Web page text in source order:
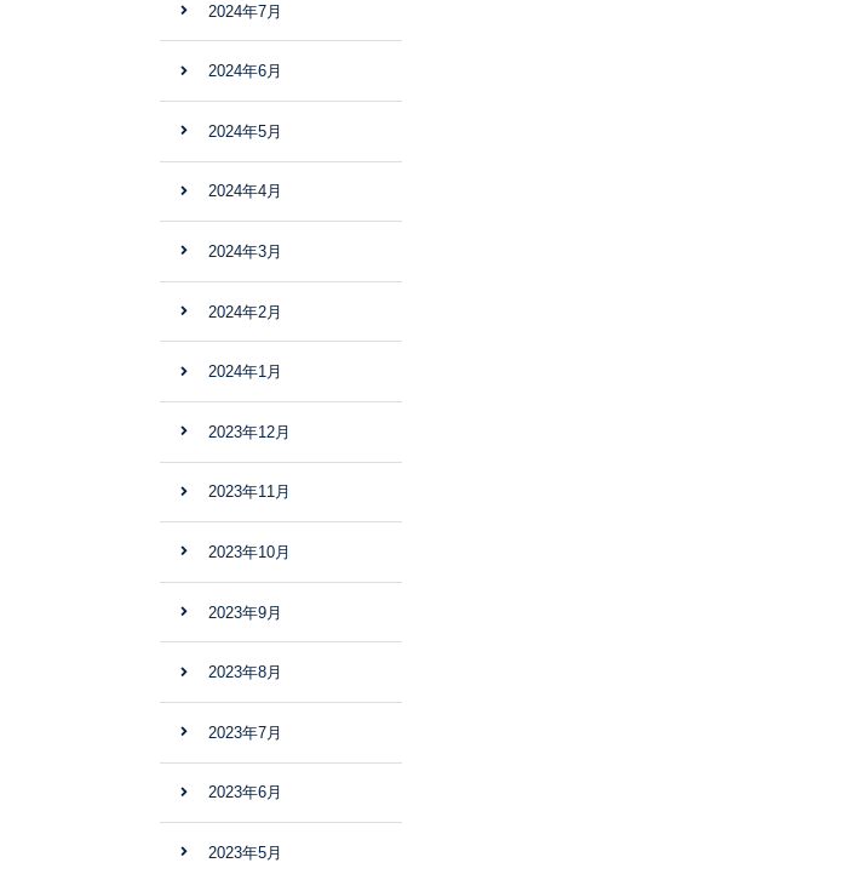
2024年7月
2024年6月
2024年5月
2024年4月
2024年3月
2024年2月
2024年1月
2023年12月
2023年11月
2023年10月
2023年9月
2023年8月
2023年7月
2023年6月
2023年5月